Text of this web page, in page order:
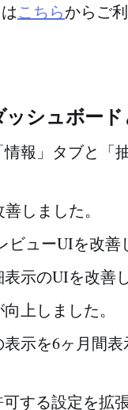
こちらからご
シュボード
報」タブと「
しました。
ューUIを改善
示のUIを改善
上しました。
示を6ヶ月間
する設定を拡張